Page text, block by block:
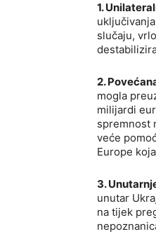
1.
slučaju,
2.
mogla
milijardi
spremnost
veće
Europe
3.
unutar
na tijek